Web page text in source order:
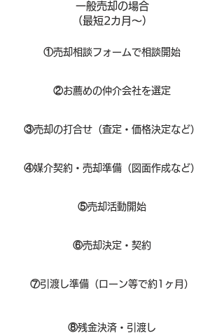
一般売却の場合
​（最短2カ月～）
①​売却相談フォームで相談開始
②お薦めの仲介会社を選定
③売却の打合せ（査定・価格決定など）
④媒介契約・売却準備（図面作成など）
⑤売却活動開始
⑥売却決定・契約
⑦引渡し準備（ローン等で約1ヶ月）
⑧​残金決済・引渡し